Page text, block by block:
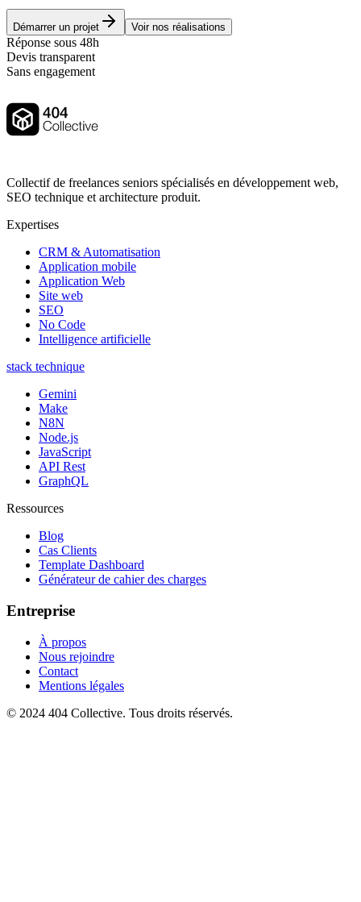
Démarrer un projet Voir nos réalisations
Réponse sous 48h
Devis transparent
Sans engagement
Collectif de freelances seniors spécialisés en développement web,
SEO technique et architecture produit.
Expertises
CRM & Automatisation
Application mobile
Application Web
Site web
SEO
No Code
Intelligence artificielle
stack technique
Gemini
Make
N8N
Node.js
JavaScript
API Rest
GraphQL
Ressources
Blog
Cas Clients
Template Dashboard
Générateur de cahier des charges
Entreprise
À propos
Nous rejoindre
Contact
Mentions légales
© 2024 404 Collective. Tous droits réservés.